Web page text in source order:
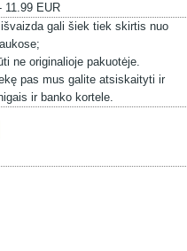
11.99 EUR
gali šiek tiek skirtis nuo
ne originalioje pakuotėje.
pas mus galite atsiskaityti ir
ir banko kortele.